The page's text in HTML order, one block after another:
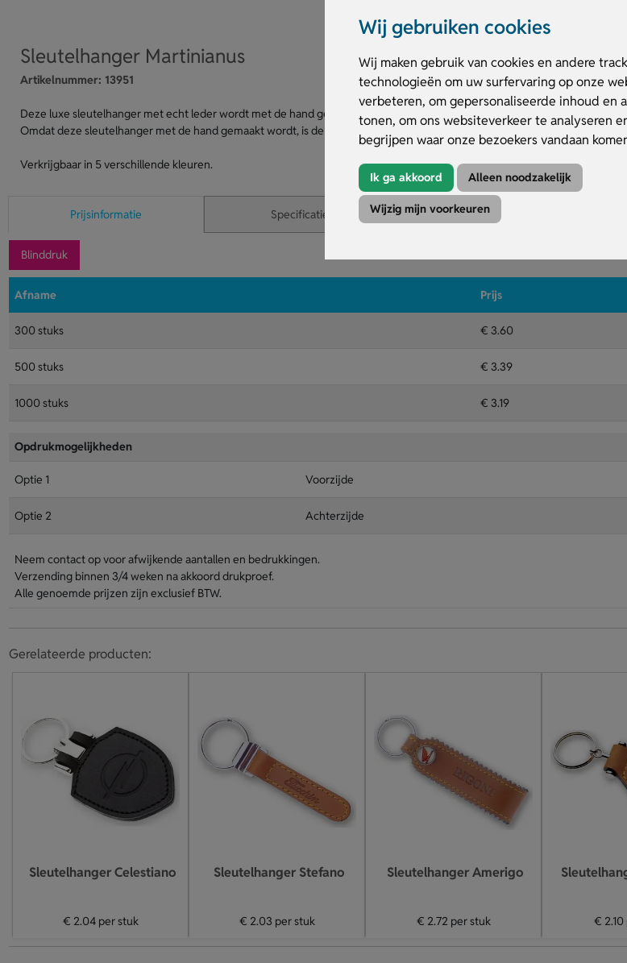
Wij gebruiken cookies
Wij maken gebruik van cookies en andere
technologieën om uw surfervaring op onze
verbeteren, om gepersonaliseerde inhoud en
tonen, om ons websiteverkeer te analyseren
begrijpen waar onze bezoekers vandaan
Ik ga akkoord Alleen noodzakelijk
Wijzig mijn voorkeuren
Sleutelhanger Martinianus
Artikelnummer: 13951
Deze luxe sleutelhanger met echt leder wordt met de hand gemaakt en is het ideale cadeau om aan iemand te schenken.
Omdat deze sleutelhanger met de hand gemaakt wordt, is de levertijd dan ook 4 tot 5 weken.
Verkrijgbaar in 5 verschillende kleuren.
Prijsinformatie Specificaties Kleuren
Blinddruk
Afname Prijs
300 stuks € 3.60
500 stuks € 3.39
1000 stuks € 3.19
Opdrukmogelijkheden
Optie 1 Voorzijde
Optie 2 Achterzijde
Neem contact op voor afwijkende aantallen en bedrukkingen.
Verzending binnen 3/4 weken na akkoord drukproef.
Alle genoemde prijzen zijn exclusief BTW.
Gerelateerde producten:
Sleutelhanger Celestiano
€ 2.04per stuk
Sleutelhanger Stefano
€ 2.03 per stuk
Sleutelhanger Amerigo
€ 2.72per stuk € 2.10